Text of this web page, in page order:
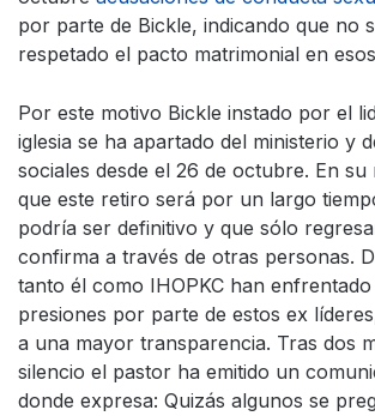
por parte de Bickle, indicando que no
respetado el pacto matrimonial en
Por este motivo Bickle instado por el
iglesia se ha apartado del ministerio y
sociales desde el 26 de octubre. En su
que este retiro será por un largo
podría ser definitivo y que sólo
confirma a través de otras personas.
tanto él como IHOPKC han
presiones por parte de estos ex
a una mayor transparencia. Tras dos
silencio el pastor ha emitido un
donde expresa: Quizás algunos se